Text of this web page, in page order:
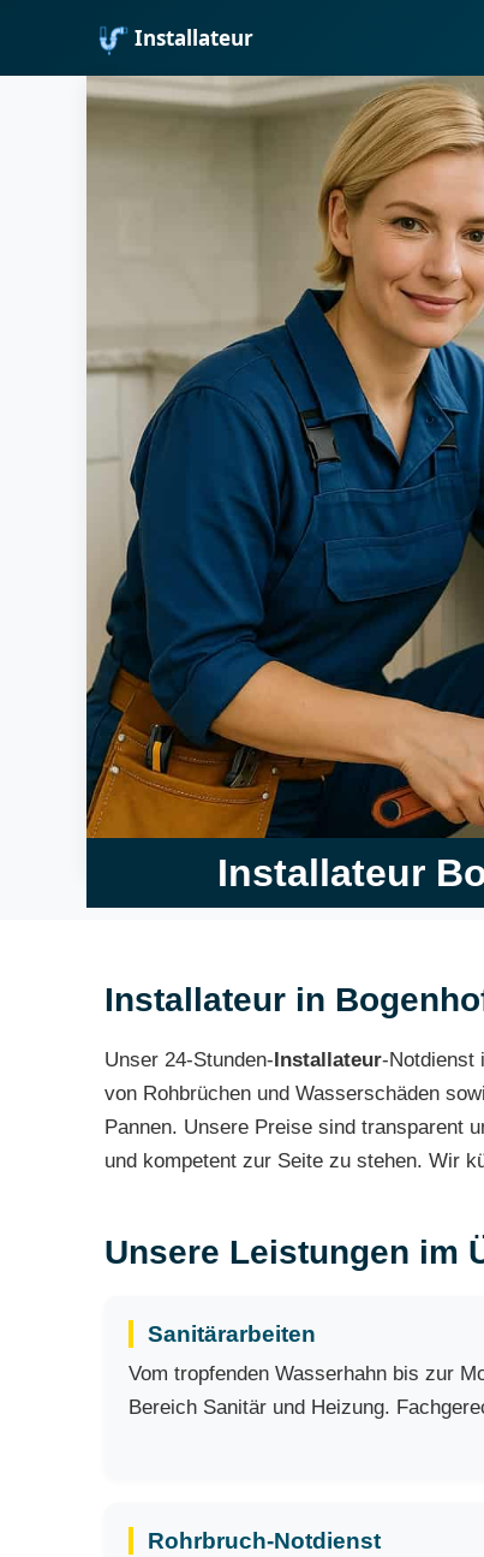
Installateur
Installateur
Installateur in
Unser 24-Stunden-Installateur-Notdienst
von Rohbrüchen und Wasserschäden
Pannen. Unsere Preise sind transparent
und kompetent zur Seite zu stehen. Wir
Unsere Leistungen im
Sanitärarbeiten
Vom tropfenden Wasserhahn bis zur
Bereich Sanitär und Heizung.
Rohrbruch-Notdienst